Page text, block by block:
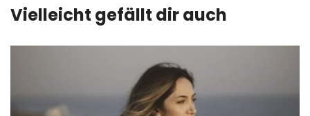
Vielleicht gefällt dir auch